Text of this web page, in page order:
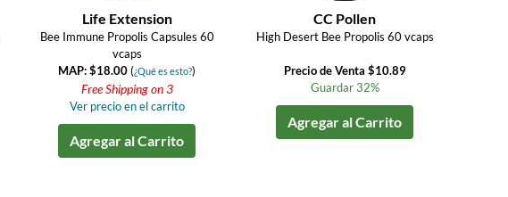
Life Extension
Bee Immune Propolis Capsules 60
vcaps
MAP: $18.00(¿Qué es esto?)
Free Shipping on 3
Ver precio en el carrito
Agregar al Carrito
CC Pollen
High Desert Bee Propolis 60 vcaps
Precio de Venta $10.89
Guardar 32%
Agregar al Carrito